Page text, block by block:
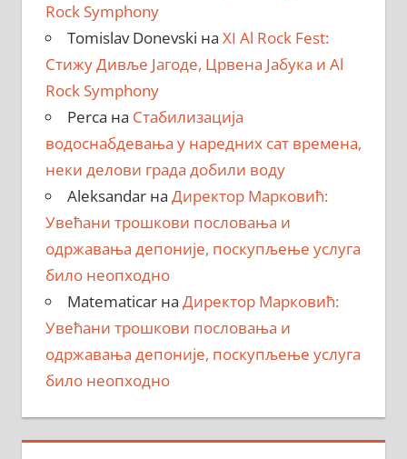
Rock Symphony
Tomislav Donevski на XI Al Rock Fest:
Стижу Дивље Јагоде, Црвена Јабука и Al
Rock Symphony
Perca на Стабилизација
водоснабдевања у наредних сат времена,
неки делови града добили воду
Aleksandarна Директор Марковић:
Увећани трошкови пословања и
одржавања депоније, поскупљење услуга
било неопходно
Matematicarна Директор Марковић:
Увећани трошкови пословања и
одржавања депоније, поскупљење услуга
било неопходно